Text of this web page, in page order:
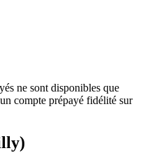
ne sont disponibles que
compte prépayé fidélité sur